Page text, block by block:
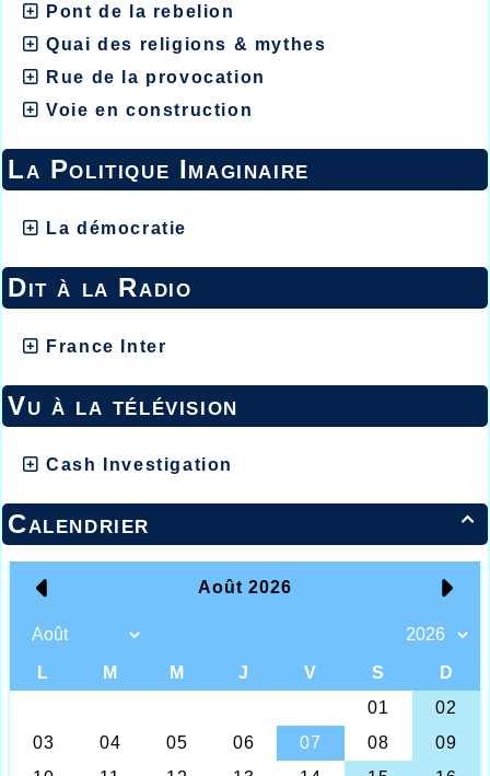
Pont de la rebelion
Quai des religions & mythes
Rue de la provocation
Voie en construction
La Politique Imaginaire
La démocratie
Dit à la Radio
France Inter
Vu à la télévision
Cash Investigation

Calendrier